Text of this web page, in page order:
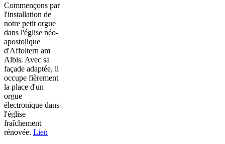
Commençons par
l'installation de
notre petit orgue
dans l'église néo-
apostolique
d'Affoltern am
Albis. Avec sa
façade adaptée, il
occupe fièrement
la place d'un
orgue
électronique dans
l'église
fraîchement
rénovée. Lien